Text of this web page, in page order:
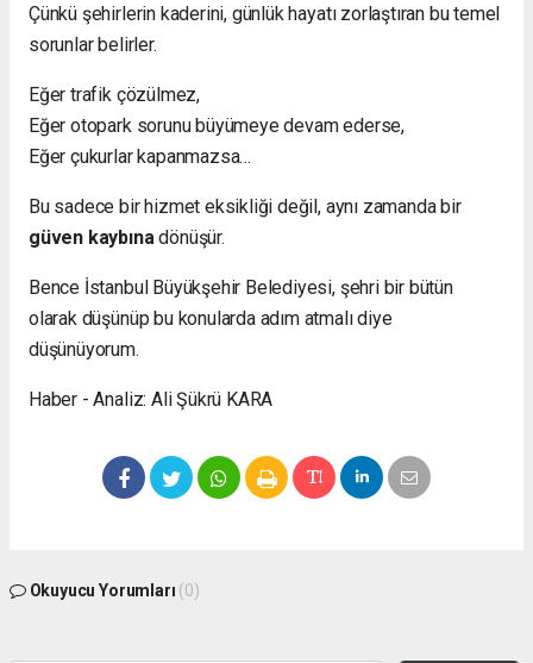
Çünkü şehirlerin kaderini, günlük hayatı zorlaştıran bu temel
sorunlar belirler.
Eğer trafik çözülmez,
Eğer otopark sorunu büyümeye devam ederse,
Eğer çukurlar kapanmazsa…
Bu sadece bir hizmet eksikliği değil, aynı zamanda bir
güven kaybınadönüşür.
Bence İstanbul Büyükşehir Belediyesi, şehri bir bütün
olarak düşünüp bu konularda adım atmalı diye
düşünüyorum.
Haber - Analiz: Ali Şükrü KARA
Okuyucu Yorumları (0)